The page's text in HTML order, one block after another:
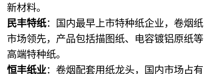
新材料。
民丰特纸：国内最早上市特种纸企业，卷烟纸
市场领先，产品包括描图纸、电容镀铝原纸等
高端特种纸。
恒丰纸业：卷烟配套用纸龙头，国内市场占有